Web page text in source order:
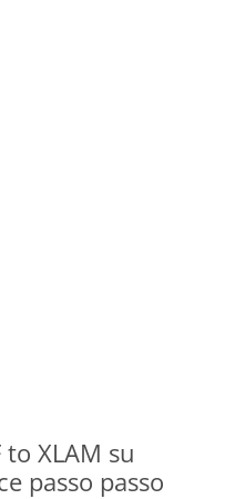
XLAM su
passo passo